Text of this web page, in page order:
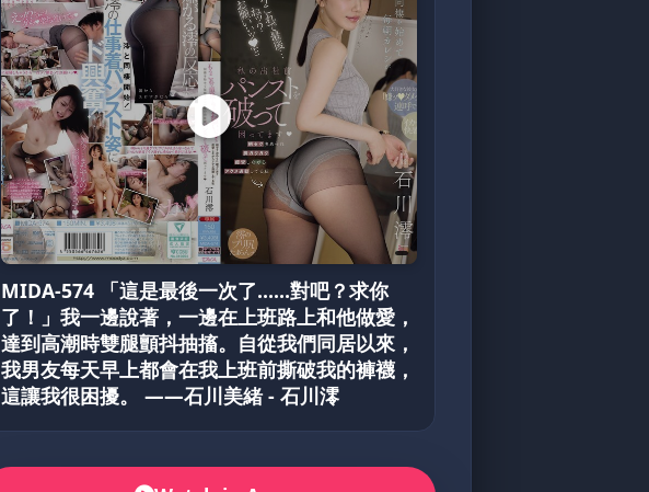
MIDA-574 「這是最後一次了……對吧？求你
了！」我一邊說著，一邊在上班路上和他做愛，
達到高潮時雙腿顫抖抽搐。自從我們同居以來，
我男友每天早上都會​​在我上班前撕破我的褲襪，
這讓我很困擾。 ——石川美緒 - 石川澪